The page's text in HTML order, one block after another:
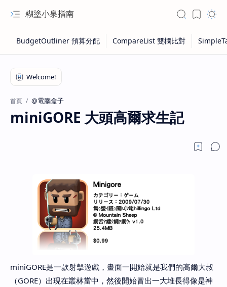
糊塗小泉指南
首頁 @電腦盒子
miniGORE 大頭高爾求生記
miniGORE是一款射擊遊戲，畫面一開始就是我們的高爾大叔
（GORE）出現在叢林當中，然後開始冒出一大堆長得像是神